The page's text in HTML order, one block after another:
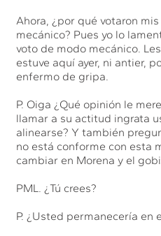
Ahora, ¿por qué votaron
mecánico? Pues yo lo
voto de modo mecánico.
estuve aquí ayer, ni antier,
enfermo de gripa.
P. Oiga ¿Qué opinión le
llamar a su actitud ingrata
alinearse? Y también
no está conforme con esta
cambiar en Morena y el
PML. ¿Tú crees?
P. ¿Usted permanecería en